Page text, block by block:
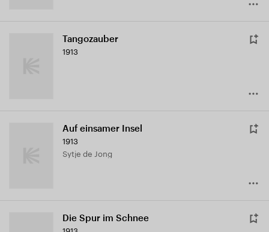
Tangozauber
1913
Auf einsamer Insel
1913
Sytje de Jong
Die Spur im Schnee